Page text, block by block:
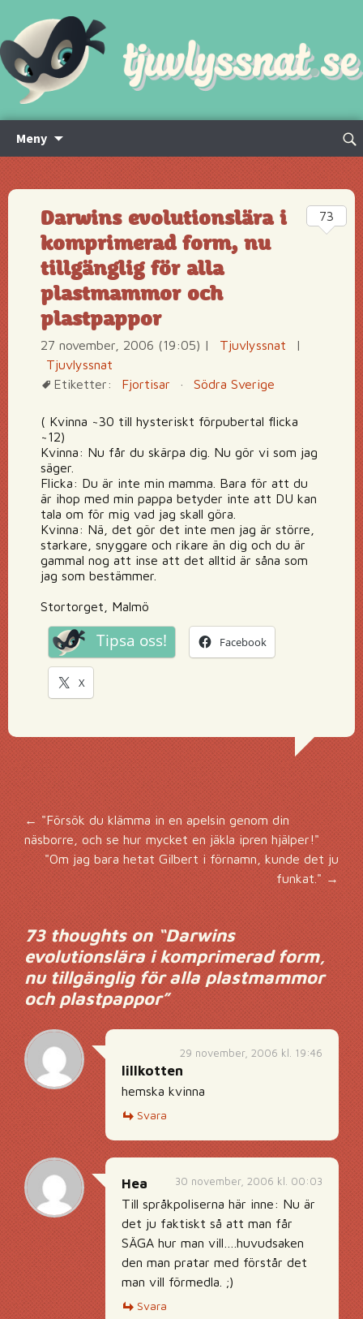
Meny
innehåll
Sök
Darwins evolutionslära i
komprimerad form, nu
tillgänglig för alla
plastmammor och
plastpappor
27 november, 2006 (19:05) | Tjuvlyssnat
|
Tjuvlyssnat
Etiketter:
Fjortisar · Södra Sverige
( Kvinna ~30 till hysteriskt förpubertal flicka
~12)
Kvinna: Nu får du skärpa dig. Nu gör vi som jag
säger.
Flicka: Du är inte min mamma. Bara för att du
är ihop med min pappa betyder inte att DU kan
tala om för mig vad jag skall göra.
Kvinna: Nä, det gör det inte men jag är större,
starkare, snyggare och rikare än dig och du är
gammal nog att inse att det alltid är såna som
jag som bestämmer.
Stortorget, Malmö
Tipsa oss! Facebook
X
73
Inläggsnavigering
←"Försök du klämma in en apelsin genom din
näsborre, och se hur mycket en jäkla ipren hjälper!"
"Om jag bara hetat Gilbert i förnamn, kunde det ju
funkat."→
73 thoughts on “Darwins
evolutionslära i komprimerad form,
nu tillgänglig för alla plastmammor
och plastpappor”
29 november, 2006 kl. 19:46
lillkotten
hemska kvinna
Svara
30 november, 2006 kl. 00:03
Hea
Till språkpoliserna här inne: Nu är
det ju faktiskt så att man får
SÄGA hur man vill….huvudsaken
den man pratar med förstår det
man vill förmedla. ;)
Svara